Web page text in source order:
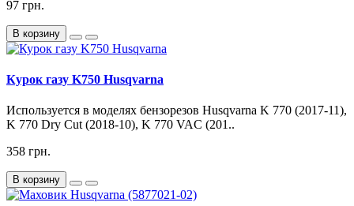
97 грн.
В корзину
Курок газу K750 Husqvarna
Используется в моделях бензорезов Husqvarna K 770 (2017-11),
K 770 Dry Cut (2018-10), K 770 VAC (201..
358 грн.
В корзину